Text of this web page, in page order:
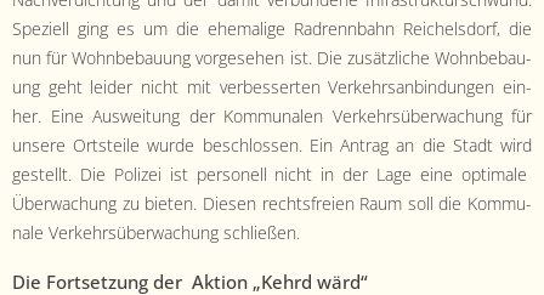
Speziell ging es um die ehe­ma­lige Radrennbahn Reichels­dorf, die
nun für Wohn­be­bau­ung vorge­se­hen ist. Die zusät­zliche Wohn­be­bau­
ung geht lei­der nicht mit verbesserten Verkehrsan­bindun­gen ein­
her. Eine Ausweitung der Kom­mu­nalen Verkehrsüberwachung für
unsere Ort­steile wurde beschlossen. Ein Antrag an die Stadt wird
gestellt. Die Polizei ist per­son­ell nicht in der Lage eine opti­male
Überwachung zu bieten. Diesen rechts­freien Raum soll die Kom­mu­
nale Verkehrsüberwachung schließen.
Die Fort­set­zung der Aktion „Kehrd wärd“